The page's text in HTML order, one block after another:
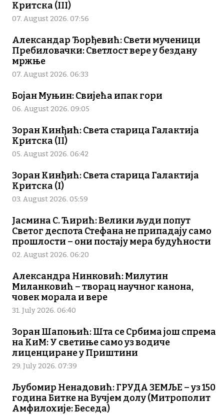
Критска (III)
07. August 2026. 07:56
Александар Ђорђевић: Свети мученици
Пребиловачки: Светлост вере у бездану
мржње
07. August 2026. 06:33
Бојан Муњин: Свијећа ипак гори
06. August 2026. 09:05
Зоран Кинђић: Света старица Галактија
Критска (II)
05. August 2026. 06:42
Зоран Кинђић: Света старица Галактија
Критска (I)
03. August 2026. 05:59
Јасмина С. Ћирић: Велики људи попут
Светог деспота Стефана не припадају само
прошлости – они постају мера будућности
02. August 2026. 06:20
Александра Нинковић: Милутин
Миланковић – творац научног канона,
човек морала и вере
31. July 2026. 06:40
Зоран Шапоњић: Шта се Србима још спрема
на КиМ: У светиње само уз водиче
лиценциране у Приштини
29. July 2026. 07:39
Љубомир Ненадовић: ГРУДА ЗЕМЉЕ – уз 150
година Битке на Вучјем долу (Митрополит
Амфилохије: Беседа)